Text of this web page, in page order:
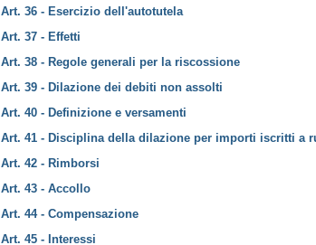
Art. 36 - Esercizio dell'autotutela
Art. 37 - Effetti
Art. 38 - Regole generali per la riscossione
Art. 39 - Dilazione dei debiti non assolti
Art. 40 - Definizione e versamenti
Art. 41 - Disciplina della dilazione per importi iscritti a
Art. 42 - Rimborsi
Art. 43 - Accollo
Art. 44 - Compensazione
Art. 45 - Interessi